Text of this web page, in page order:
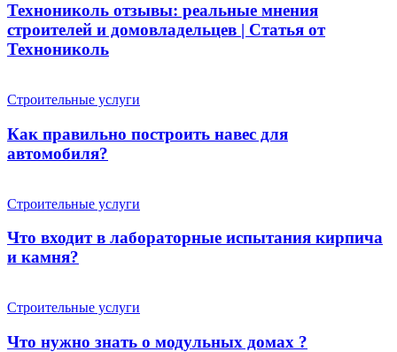
Технониколь отзывы: реальные мнения
строителей и домовладельцев | Статья от
Технониколь
Строительные услуги
Как правильно построить навес для
автомобиля?
Строительные услуги
Что входит в лабораторные испытания кирпича
и камня?
Строительные услуги
Что нужно знать о модульных домах ?